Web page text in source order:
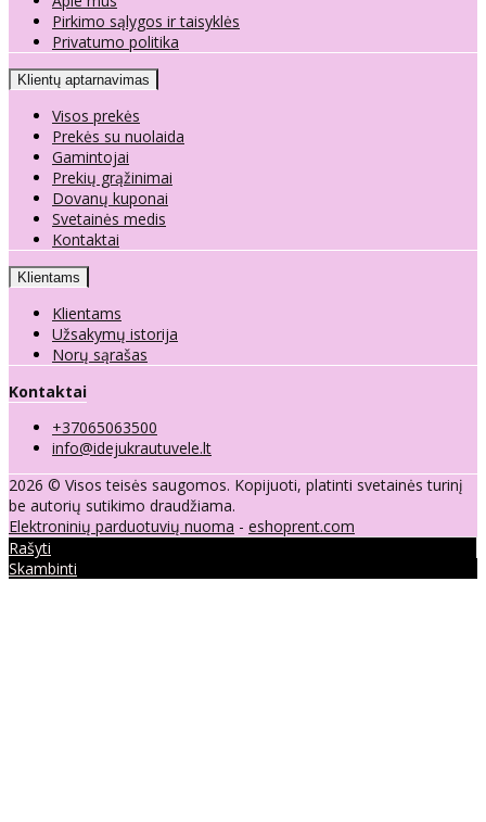
Pirkimo sąlygos ir taisyklės
Privatumo politika
Klientų aptarnavimas
Visos prekės
Prekės su nuolaida
Gamintojai
Prekių grąžinimai
Dovanų kuponai
Svetainės medis
Kontaktai
Klientams
Klientams
Užsakymų istorija
Norų sąrašas
Kontaktai
+37065063500
info@idejukrautuvele.lt
2026 © Visos teisės saugomos. Kopijuoti, platinti svetainės turinį
be autorių sutikimo draudžiama.
Elektroninių parduotuvių nuoma - eshoprent.com
Rašyti
Skambinti